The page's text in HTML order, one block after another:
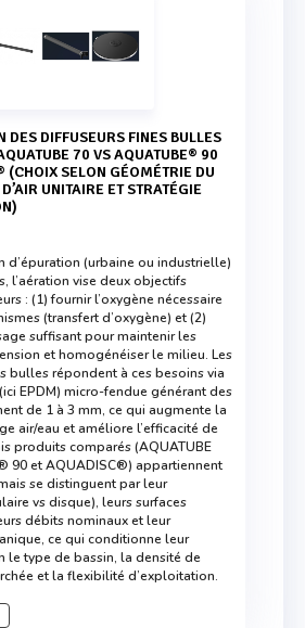
70 VS AQUATUBE® 90
(CHOIX SELON GÉOMÉTRIE DU
UNITAIRE ET STRATÉGIE
d’épuration (urbaine ou industrielle)
l’aération vise deux objectifs
: (1) fournir l’oxygène nécessaire
(transfert d’oxygène) et (2)
suffisant pour maintenir les
et homogénéiser le milieu. Les
bulles répondent à ces besoins via
EPDM) micro-fendue générant des
de 1 à 3 mm, ce qui augmente la
air/eau et améliore l’efficacité de
produits comparés (AQUATUBE
90 et AQUADISC®) appartiennent
se distinguent par leur
vs disque), leurs surfaces
débits nominaux et leur
ce qui conditionne leur
le type de bassin, la densité de
et la flexibilité d’exploitation.